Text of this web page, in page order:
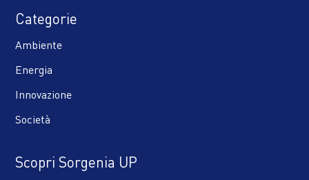
Categorie
Ambiente
Energia
Innovazione
Società
Scopri Sorgenia UP